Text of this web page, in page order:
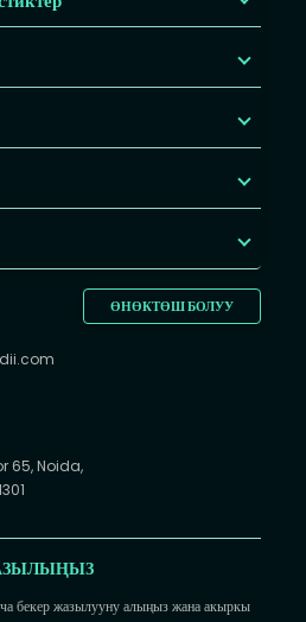
ӨНӨКТӨШ БОЛУУ
65, Noida,
бекер жазылууну алыңыз жана акыркы